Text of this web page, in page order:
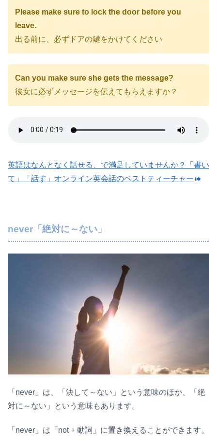
Please make sure to lock the door before you
leave.
出る前に、必ずドアの鍵をかけてください
Can you make sure she gets the message?
彼女に必ずメッセージを伝えてもらえますか？
英語はなんとなく話せる、で満足していませんか？「書い
て」「話す」オンライン英会話のベストティーチャー
never「絶対に～ない」
「never」は、「決して～ない」という意味のほか、「絶
対に～ない」という意味もあります。
「never」は「not + 動詞」に置き換えることができます。